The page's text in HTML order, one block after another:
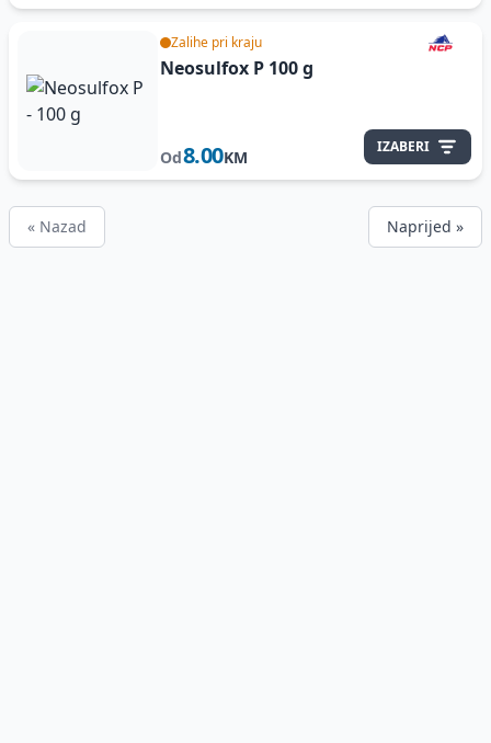
Zalihe pri kraju
Neosulfox P 100 g
Od8.00KM
IZABERI
« Nazad Naprijed »